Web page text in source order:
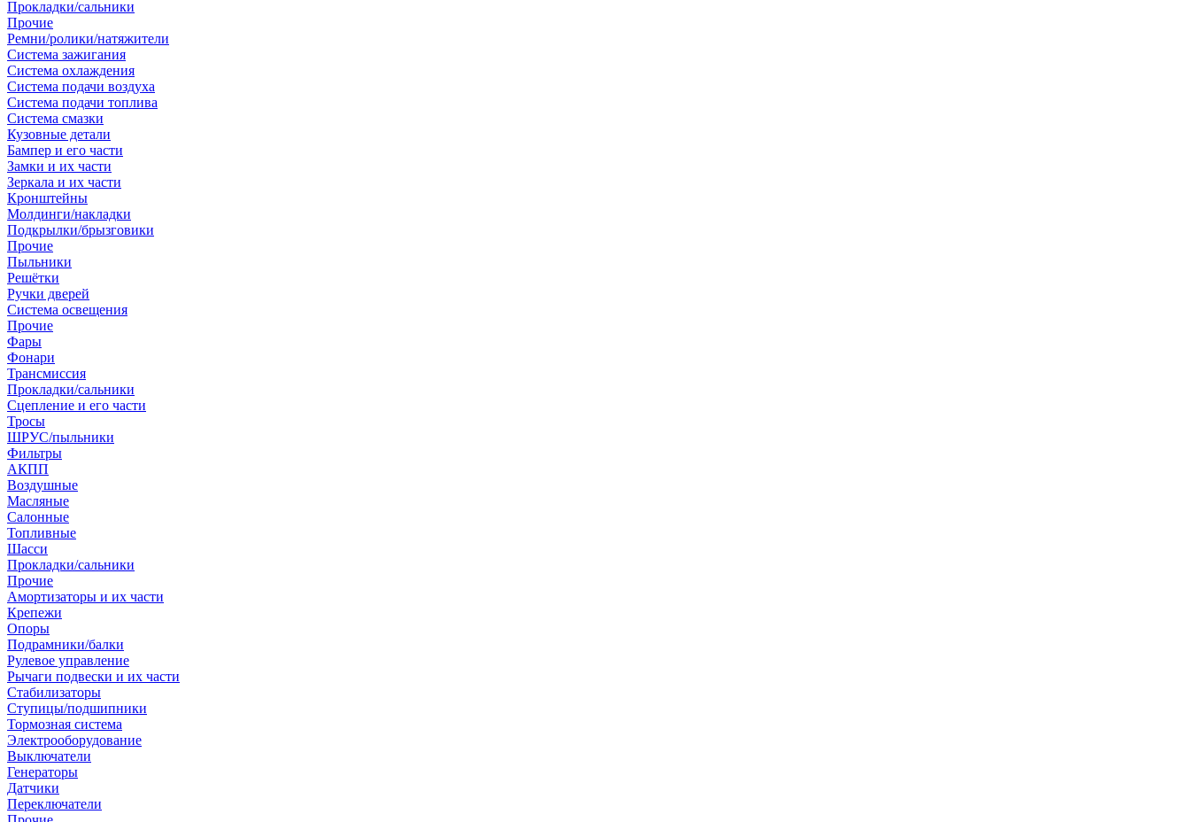
Прокладки/сальники
Прочие
Ремни/ролики/натяжители
Система зажигания
Система охлаждения
Система подачи воздуха
Система подачи топлива
Система смазки
Кузовные детали
Бампер и его части
Замки и их части
Зеркала и их части
Кронштейны
Молдинги/накладки
Подкрылки/брызговики
Прочие
Пыльники
Решётки
Ручки дверей
Система освещения
Прочие
Фары
Фонари
Трансмиссия
Прокладки/сальники
Сцепление и его части
Тросы
ШРУС/пыльники
Фильтры
АКПП
Воздушные
Масляные
Салонные
Топливные
Шасси
Прокладки/сальники
Прочие
Амортизаторы и их части
Крепежи
Опоры
Подрамники/балки
Рулевое управление
Рычаги подвески и их части
Стабилизаторы
Ступицы/подшипники
Тормозная система
Электрооборудование
Выключатели
Генераторы
Датчики
Переключатели